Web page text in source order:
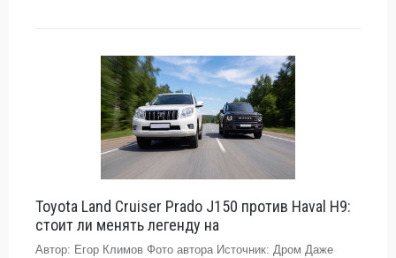
Toyota Land Cruiser Prado J150 против Haval H9:
стоит ли менять легенду на
Автор: Егор Климов Фото автора Источник: Дром Даже